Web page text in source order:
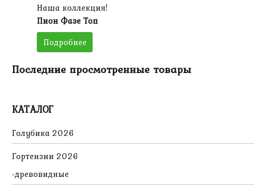
КАТАЛОГ
Голубика 2026
Гортензии 2026
древовидные
Наша коллекция!
Пион Фазе Топ
Подробнее
Последние просмотренные товары